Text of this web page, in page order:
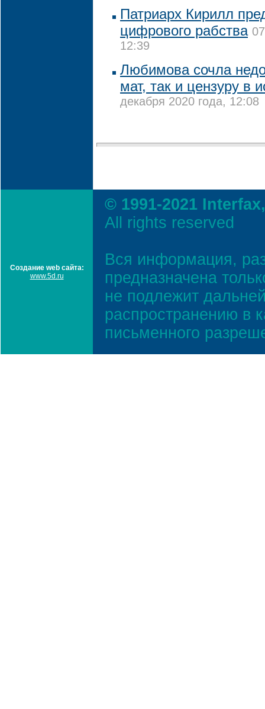
Патриарх Кирилл
цифрового рабства
12:39
Любимова сочла
мат, так и цензуру в
декабря 2020 года, 12:08
Создание web сайта:
www.5d.ru
© 1991-2021
All rights reserved
Вся информация,
предназначена
не подлежит
распространению в
письменного